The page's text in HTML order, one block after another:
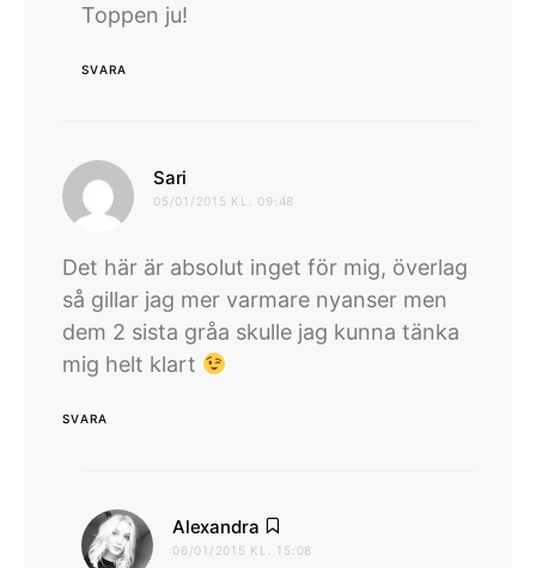
Toppen ju!
SVARA
Sari
05/01/2015 KL. 09:48
Det här är absolut inget för mig, överlag
så gillar jag mer varmare nyanser men
dem 2 sista gråa skulle jag kunna tänka
mig helt klart
SVARA
Alexandra
06/01/2015 KL. 15:08